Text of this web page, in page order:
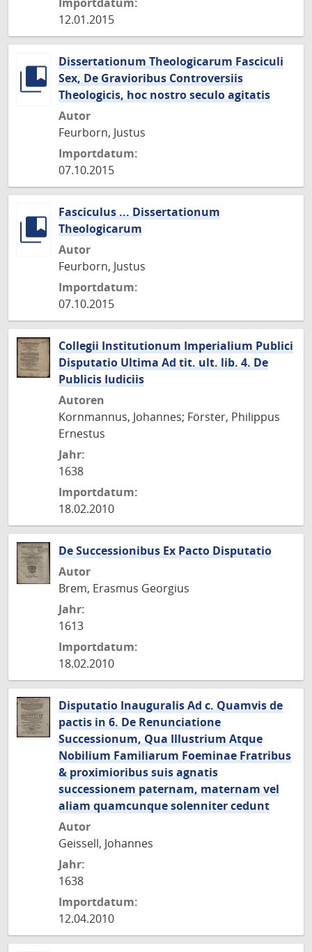
12.01.2015
Dissertationum Theologicarum Fasciculi
Sex, De Gravioribus Controversiis
Theologicis, hoc nostro seculo agitatis
Autor
Feurborn, Justus
Importdatum:
07.10.2015
Fasciculus ... Dissertationum
Theologicarum
Autor
Feurborn, Justus
Importdatum:
07.10.2015
Collegii Institutionum Imperialium Publici
Disputatio Ultima Ad tit. ult. lib. 4. De
Publicis Iudiciis
Autoren
Kornmannus, Johannes; Förster, Philippus
Ernestus
Jahr:
1638
Importdatum:
18.02.2010
De Successionibus Ex Pacto Disputatio
Autor
Brem, Erasmus Georgius
Jahr:
1613
Importdatum:
18.02.2010
Disputatio Inauguralis Ad c. Quamvis de
pactis in 6. De Renunciatione
Successionum, Qua Illustrium Atque
Nobilium Familiarum Foeminae Fratribus
& proximioribus suis agnatis
successionem paternam, maternam vel
aliam quamcunque solenniter cedunt
Autor
Geissell, Johannes
Jahr:
1638
Importdatum:
12.04.2010